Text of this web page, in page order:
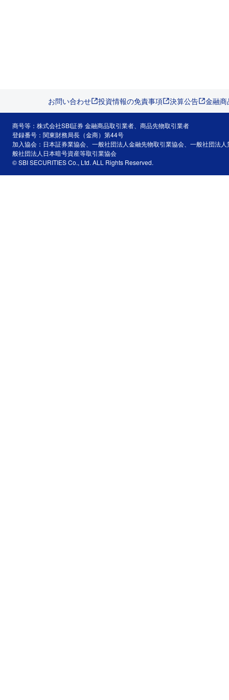
お問い合わせ 投資情報の免責事項 決算公告 金融
商号等：株式会社SBI証券 金融商品取引業者、商品先物取引業者
登録番号：関東財務局長（金商）第44号
加入協会：日本証券業協会、一般社団法人金融先物取引業協会、一般社団法
般社団法人日本暗号資産等取引業協会
© SBI SECURITIES Co., Ltd. ALL Rights Reserved.